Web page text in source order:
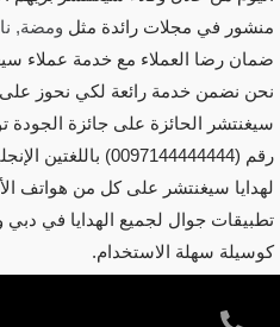
منشور في مجلات رائدة مثل ومضة,
ضمان رضا العملاء مع خدمة عملاء
نحن نضمن خدمة رائعة لكي نحوز على
سيغنتشر الحائزة على جائزة الجودة
رقم (0097144444444)
لهدايا سيغنتشر على كل من هواتف
تطبيقات جوال لجميع الهدايا في
كوسيلة سهلة الاستخدام.